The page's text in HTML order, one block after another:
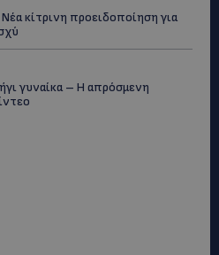
κίτρινη προειδοποίηση για
γυναίκα – Η απρόσμενη